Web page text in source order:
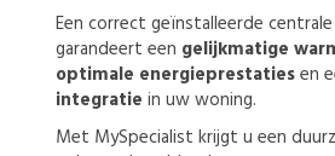
Een correct geïnstalleerde
garandeert een gelijkmatige
optimale energieprestatiesen
integratie in uw woning.
Met MySpecialist krijgt u een